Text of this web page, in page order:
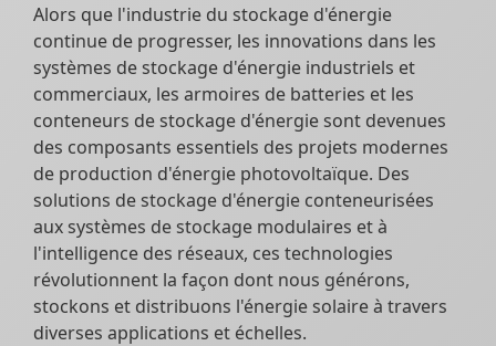
Alors que l'industrie du stockage d'énergie
continue de progresser, les innovations dans les
systèmes de stockage d'énergie industriels et
commerciaux, les armoires de batteries et les
conteneurs de stockage d'énergie sont devenues
des composants essentiels des projets modernes
de production d'énergie photovoltaïque. Des
solutions de stockage d'énergie conteneurisées
aux systèmes de stockage modulaires et à
l'intelligence des réseaux, ces technologies
révolutionnent la façon dont nous générons,
stockons et distribuons l'énergie solaire à travers
diverses applications et échelles.